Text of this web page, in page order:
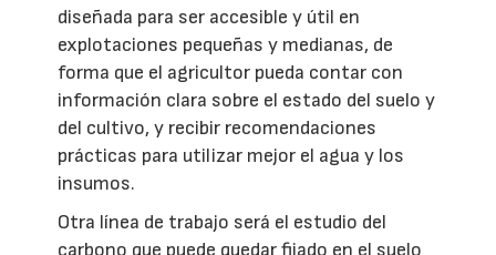
diseñada para ser accesible y útil en
explotaciones pequeñas y medianas, de
forma que el agricultor pueda contar con
información clara sobre el estado del suelo y
del cultivo, y recibir recomendaciones
prácticas para utilizar mejor el agua y los
insumos.
Otra línea de trabajo será el estudio del
carbono que puede quedar fijado en el suelo